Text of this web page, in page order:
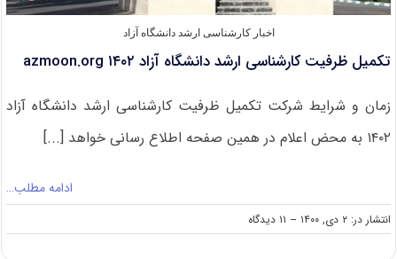
اخبار کارشناسی ارشد دانشگاه آزاد
تکمیل ظرفیت کارشناسی ارشد دانشگاه آزاد ۱۴۰۲ azmoon.org
زمان و شرایط شرکت تکمیل ظرفیت کارشناسی ارشد دانشگاه آزاد
۱۴۰۲ به محض اعلام در همین صفحه اطلاع رسانی خواهد [...]
ادامه مطلب…
انتشار در: ۲ دی, ۱۴۰۰ -- ۱۱ دیدگاه
on
تکمیل